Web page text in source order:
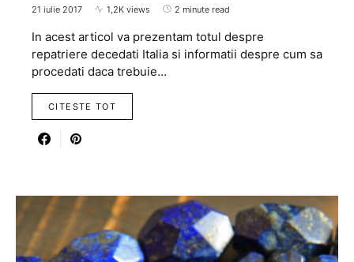
21 iulie 2017 1,2K views 2 minute read
In acest articol va prezentam totul despre
repatriere decedati Italia si informatii despre cum sa
procedati daca trebuie…
CITESTE TOT